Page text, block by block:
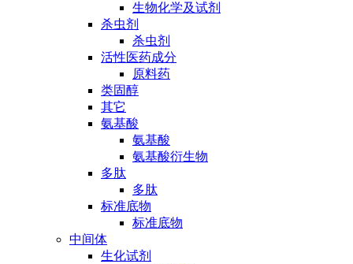
生物化学及试剂
杀虫剂
杀虫剂
活性医药成分
原料药
类固醇
其它
氨基酸
氨基酸
氨基酸衍生物
多肽
多肽
标准底物
标准底物
中间体
生化试剂